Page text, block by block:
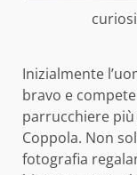
Inizialmente
bravo e
parrucchiere
Coppola. Non
fotografia